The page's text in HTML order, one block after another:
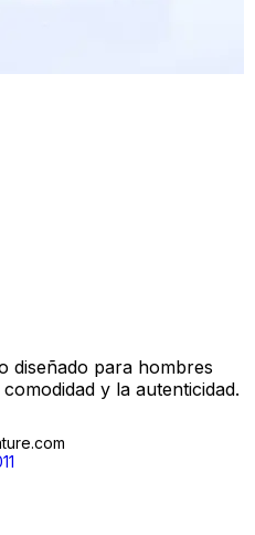
diseñado para hombres
y la autenticidad.